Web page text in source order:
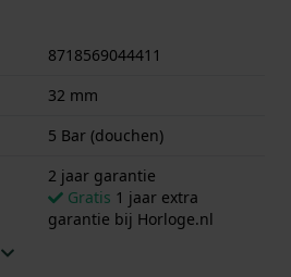
jaar garantie.
8718569044411
32 mm
5 Bar (douchen)
2 jaar garantie
Gratis 1 jaar extra
garantie bij Horloge.nl